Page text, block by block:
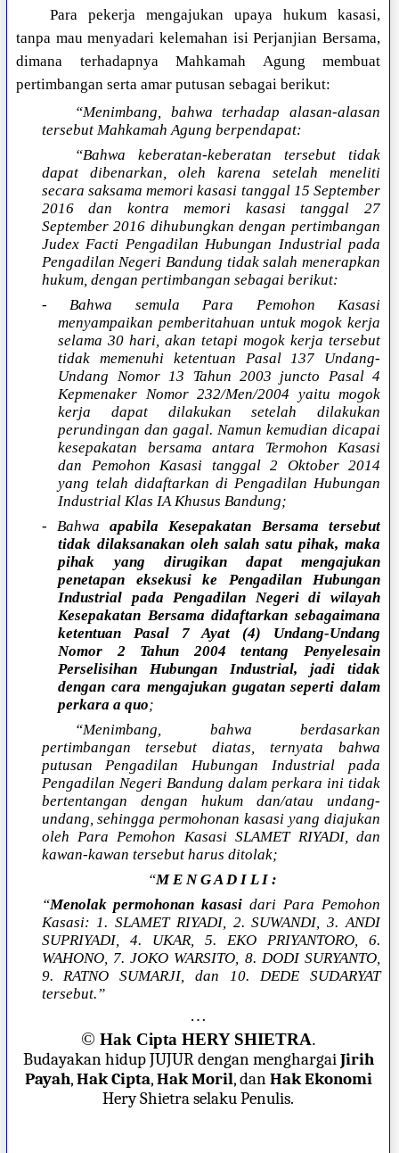
Para pekerja mengajukan upaya hukum kasasi,
tanpa mau menyadari kelemahan isi Perjanjian Bersama,
dimana terhadapnya Mahkamah Agung membuat
pertimbangan serta amar putusan sebagai berikut:
“Menimbang, bahwa terhadap alasan-alasan
tersebut Mahkamah Agung berpendapat:
“Bahwa keberatan-keberatan tersebut tidak
dapat dibenarkan, oleh karena setelah meneliti
secara saksama memori kasasi tanggal 15 September
2016 dan kontra memori kasasi tanggal 27
September 2016 dihubungkan dengan pertimbangan
Judex Facti Pengadilan Hubungan Industrial pada
Pengadilan Negeri Bandung tidak salah menerapkan
hukum, dengan pertimbangan sebagai berikut:
- Bahwa semula Para Pemohon Kasasi
menyampaikan pemberitahuan untuk mogok kerja
selama 30 hari, akan tetapi mogok kerja tersebut
tidak memenuhi ketentuan Pasal 137 Undang-
Undang Nomor 13 Tahun 2003 juncto Pasal 4
Kepmenaker Nomor 232/Men/2004 yaitu mogok
kerja dapat dilakukan setelah dilakukan
perundingan dan gagal. Namun kemudian dicapai
kesepakatan bersama antara Termohon Kasasi
dan Pemohon Kasasi tanggal 2 Oktober 2014
yang telah didaftarkan di Pengadilan Hubungan
Industrial Klas IA Khusus Bandung;
- Bahwaapabila Kesepakatan Bersama tersebut
tidak dilaksanakan oleh salah satu pihak, maka
pihak yang dirugikan dapat mengajukan
penetapan eksekusi ke Pengadilan Hubungan
Industrial pada Pengadilan Negeri di wilayah
Kesepakatan Bersama didaftarkan sebagaimana
ketentuan Pasal 7 Ayat (4) Undang-Undang
Nomor 2 Tahun 2004 tentang Penyelesain
Perselisihan Hubungan Industrial, jadi tidak
dengan cara mengajukan gugatan seperti dalam
perkara a quo;
“Menimbang, bahwa berdasarkan
pertimbangan tersebut diatas, ternyata bahwa
putusan Pengadilan Hubungan Industrial pada
Pengadilan Negeri Bandung dalam perkara ini tidak
bertentangan dengan hukum dan/atau undang-
undang, sehingga permohonan kasasi yang diajukan
oleh Para Pemohon Kasasi SLAMET RIYADI, dan
kawan-kawan tersebut harus ditolak;
“M E N G A D I L I :
“Menolak permohonan kasasi dari Para Pemohon
Kasasi: 1. SLAMET RIYADI, 2. SUWANDI, 3. ANDI
SUPRIYADI, 4. UKAR, 5. EKO PRIYANTORO, 6.
WAHONO, 7. JOKO WARSITO, 8. DODI SURYANTO,
9. RATNO SUMARJI, dan 10. DEDE SUDARYAT
tersebut.”
…
© Hak Cipta HERY SHIETRA.
Budayakan hidup JUJUR dengan menghargaiJirih
Payah,Hak Cipta,Hak Moril, danHak Ekonomi
Hery Shietra selaku Penulis.